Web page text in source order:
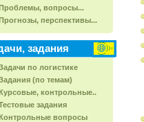
вопросы...
перспективы...
задания
по логистике
(по темам)
контрольные..
задания
вопросы